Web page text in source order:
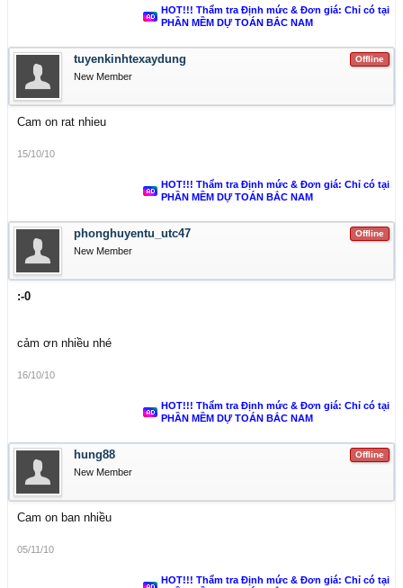
HOT!!! Thẩm tra Định mức & Đơn giá: Chỉ có tại
PHẦN MỀM DỰ TOÁN BẮC NAM
Offline
tuyenkinhtexaydung
New Member
Cam on rat nhieu
15/10/10
HOT!!! Thẩm tra Định mức & Đơn giá: Chỉ có tại
PHẦN MỀM DỰ TOÁN BẮC NAM
Offline
phonghuyentu_utc47
New Member
:-0
cảm ơn nhiều nhé
16/10/10
HOT!!! Thẩm tra Định mức & Đơn giá: Chỉ có tại
PHẦN MỀM DỰ TOÁN BẮC NAM
Offline
hung88
New Member
Cam on ban nhiều
05/11/10
HOT!!! Thẩm tra Định mức & Đơn giá: Chỉ có tại